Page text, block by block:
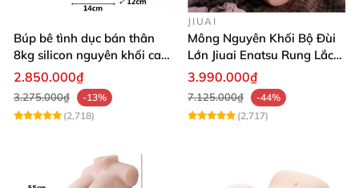
Búp bê tình dục bán thân
8kg silicon nguyên khối cao
cấp
2.850.000₫
3.275.000₫
-13%
(2,718)
JIUAI
Mông Nguyên Khối Bộ Đùi
Lớn Jiuai Enatsu Rung Lắc
Siêu Thật
3.990.000₫
7.125.000₫
-44%
(2,717)